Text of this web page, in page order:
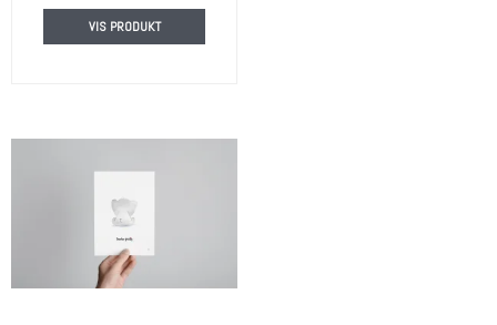
VIS PRODUKT